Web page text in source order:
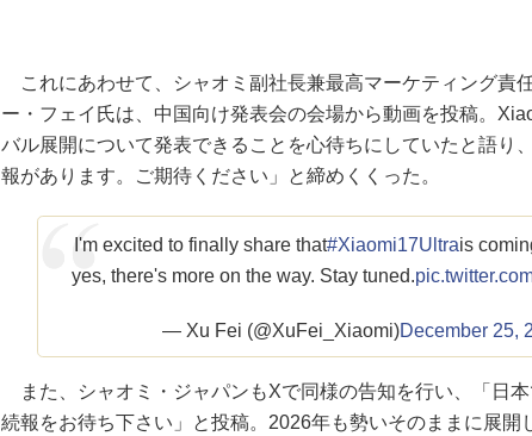
これにあわせて、シャオミ副社長兼最高マーケティング責
ー・フェイ氏は、中国向け発表会の会場から動画を投稿。
バル展開について発表できることを心待ちにしていたと語り
報があります。ご期待ください」と締めくくった。
I'm excited to finally share that#Xiaomi17Ultrais
yes, there's more on the way. Stay tuned.
— Xu Fei (@XuFei_Xiaomi)December 25,
また、シャオミ・ジャパンもXで同様の告知を行い、「日本
続報をお待ち下さい」と投稿。2026年も勢いそのままに展開